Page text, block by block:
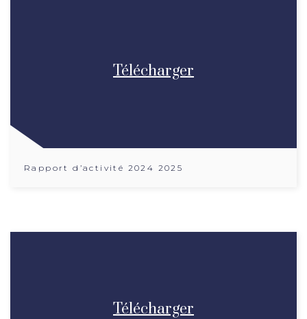
Télécharger
Rapport d’activité 2024 2025
Télécharger